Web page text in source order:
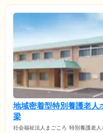
地域密着型特別養護老
梁
社会福祉法人まごころ 特別養護老人